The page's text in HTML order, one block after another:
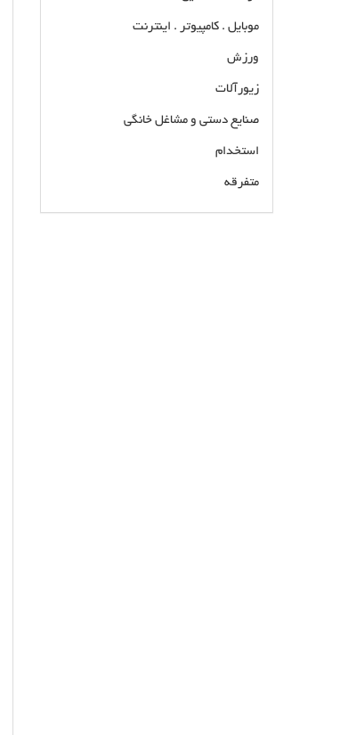
موبایل . کامپیوتر . اینترنت
ورزش
زیورآلات
صنایع دستی و مشاغل خانگی
استخدام
متفرقه